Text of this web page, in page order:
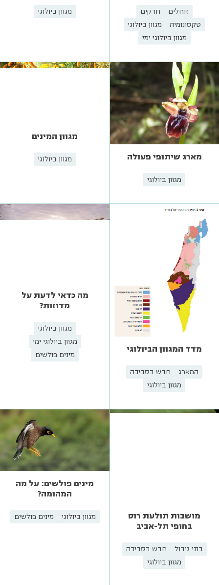
זוחלים
חרקים
טקסונומיה
מגוון ביולוגי
מגוון ביולוגי ימי
מגוון ביולוגי
מארג שיתופי פעולה
מגוון ביולוגי
מגוון המינים
מגוון ביולוגי
מדד המגוון הביולוגי
המארג
חדש בסביבה
מגוון ביולוגי
מה כדאי לדעת על
מדוזות?
מגוון ביולוגי
מגוון ביולוגי ימי
מינים פולשים
מושבות תולעת רוס
בחופי תל-אביב
בתי גידול
חדש בסביבה
מגוון ביולוגי
מינים פולשים: על מה
המהומה?
מגוון ביולוגי מינים פולשים